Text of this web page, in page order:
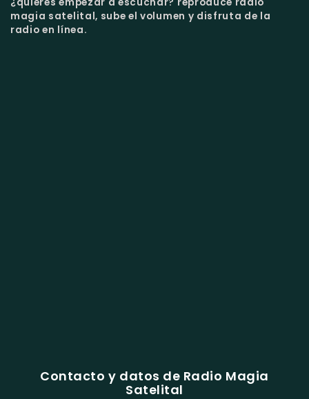
¿quieres empezar a escuchar? reproduce radio
magia satelital, sube el volumen y disfruta de la
radio en línea.
Contacto y datos de Radio Magia
Satelital